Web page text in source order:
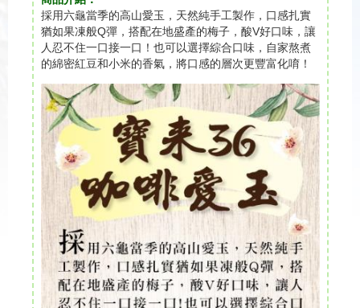
採用六龜當季的高山愛玉，天然純手工製作，口感扎實
猶如果凍般Q彈，搭配在地盛產的梅子，酸V好口味，讓
人忍不住一口接一口！也可以選擇綜合口味，自家熬煮
的綿密紅豆和小米的香氣，將口感的層次更豐富化唷！